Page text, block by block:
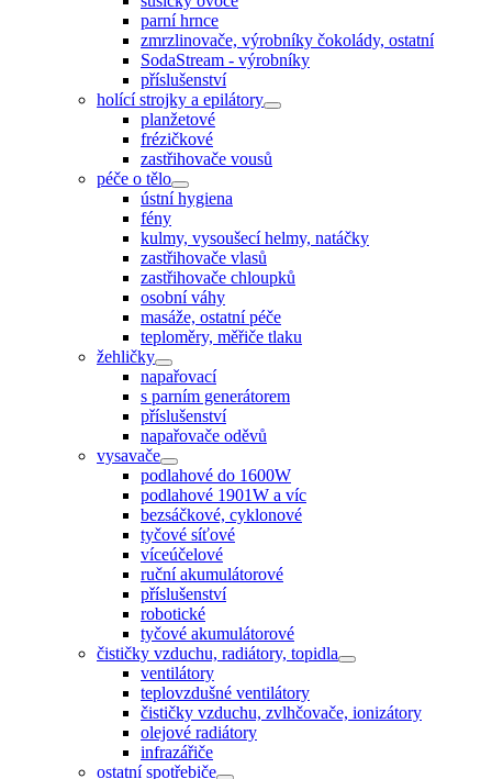
parní hrnce
zmrzlinovače, výrobníky čokolády, ostatní
SodaStream - výrobníky
příslušenství
holící strojky a epilátory
planžetové
frézičkové
zastřihovače vousů
péče o tělo
ústní hygiena
fény
kulmy, vysoušecí helmy, natáčky
zastřihovače vlasů
zastřihovače chloupků
osobní váhy
masáže, ostatní péče
teploměry, měřiče tlaku
žehličky
napařovací
s parním generátorem
příslušenství
napařovače oděvů
vysavače
podlahové do 1600W
podlahové 1901W a víc
bezsáčkové, cyklonové
tyčové síťové
víceúčelové
ruční akumulátorové
příslušenství
robotické
tyčové akumulátorové
čističky vzduchu, radiátory, topidla
ventilátory
teplovzdušné ventilátory
čističky vzduchu, zvlhčovače, ionizátory
olejové radiátory
infrazářiče
ostatní spotřebiče